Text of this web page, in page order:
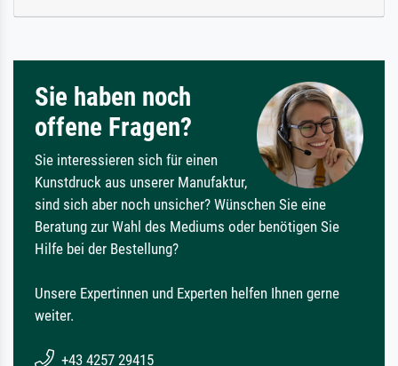
Sie haben noch
offene Fragen?
Sie interessieren sich für einen
Kunstdruck aus unserer Manufaktur,
sind sich aber noch unsicher? Wünschen Sie eine
Beratung zur Wahl des Mediums oder benötigen Sie
Hilfe bei der Bestellung?
Unsere Expertinnen und Experten helfen Ihnen gerne
weiter.
+43 4257 29415